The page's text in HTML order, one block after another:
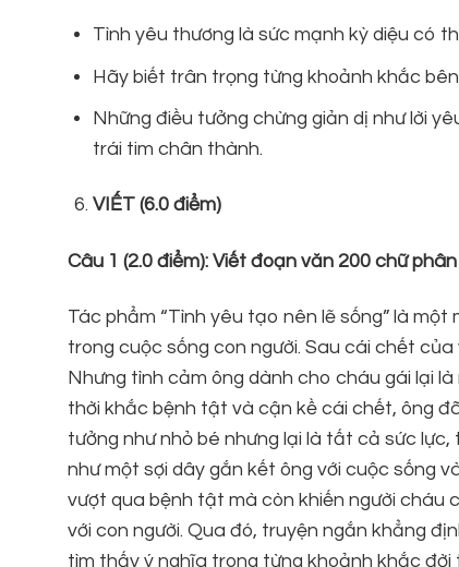
Tình yêu thương là sức mạnh kỳ diệu có
Hãy biết trân trọng từng khoảnh khắc
Những điều tưởng chừng giản dị như lời
trái tim chân thành.
VIẾT (6.0 điểm)
Câu 1 (2.0 điểm): Viết đoạn văn 200 chữ
Tác phẩm “Tình yêu tạo nên lẽ sống” là
trong cuộc sống con người. Sau cái chết
Nhưng tình cảm ông dành cho cháu gái lại
thời khắc bệnh tật và cận kề cái chết, ông
tưởng như nhỏ bé nhưng lại là tất cả sức
như một sợi dây gắn kết ông với cuộc sống
vượt qua bệnh tật mà còn khiến người cháu
với con người. Qua đó, truyện ngắn khẳng
tìm thấy ý nghĩa trong từng khoảnh khắc đời